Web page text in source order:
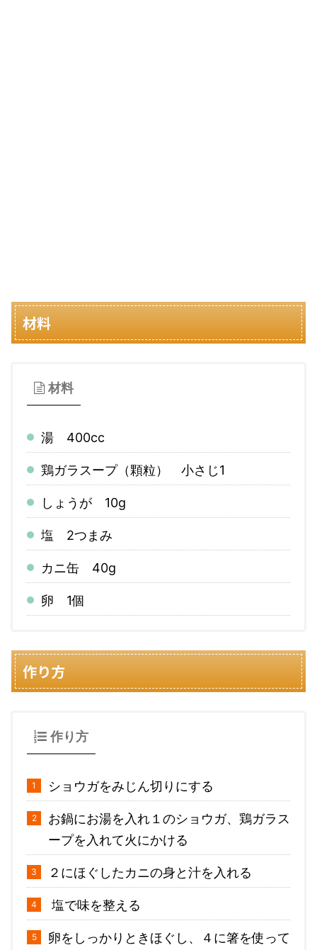
材料
材料
湯 400cc
鶏ガラスープ（顆粒） 小さじ1
しょうが 10g
塩 2つまみ
カニ缶 40g
卵 1個
作り方
作り方
ショウガをみじん切りにする
お鍋にお湯を入れ１のショウガ、鶏ガラス
ープを入れて火にかける
２にほぐしたカニの身と汁を入れる
塩で味を整える
卵をしっかりときほぐし、４に箸を使って